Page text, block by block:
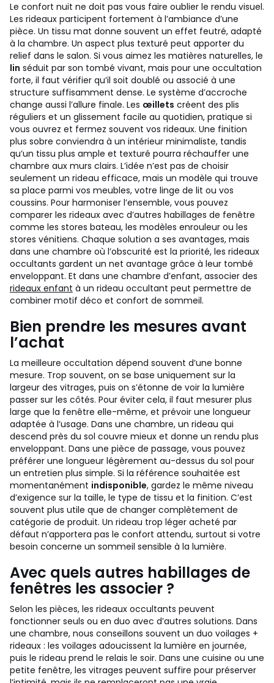
Le confort nuit ne doit pas vous faire oublier le rendu visuel.
Les rideaux participent fortement à l’ambiance d’une
pièce. Un tissu mat donne souvent un effet feutré, adapté
à la chambre. Un aspect plus texturé peut apporter du
relief dans le salon. Si vous aimez les matières naturelles, le
lin séduit par son tombé vivant, mais pour une occultation
forte, il faut vérifier qu’il soit doublé ou associé à une
structure suffisamment dense. Le système d’accroche
change aussi l’allure finale. Les œillets créent des plis
réguliers et un glissement facile au quotidien, pratique si
vous ouvrez et fermez souvent vos rideaux. Une finition
plus sobre conviendra à un intérieur minimaliste, tandis
qu’un tissu plus ample et texturé pourra réchauffer une
chambre aux murs clairs. L’idée n’est pas de choisir
seulement un rideau efficace, mais un modèle qui trouve
sa place parmi vos meubles, votre linge de lit ou vos
coussins. Pour harmoniser l’ensemble, vous pouvez
comparer les rideaux avec d’autres habillages de fenêtre
comme les stores bateau, les modèles enrouleur ou les
stores vénitiens. Chaque solution a ses avantages, mais
dans une chambre où l’obscurité est la priorité, les rideaux
occultants gardent un net avantage grâce à leur tombé
enveloppant. Et dans une chambre d’enfant, associer des
rideaux enfant à un rideau occultant peut permettre de
combiner motif déco et confort de sommeil.
Bien prendre les mesures avant
l’achat
La meilleure occultation dépend souvent d’une bonne
mesure. Trop souvent, on se base uniquement sur la
largeur des vitrages, puis on s’étonne de voir la lumière
passer sur les côtés. Pour éviter cela, il faut mesurer plus
large que la fenêtre elle-même, et prévoir une longueur
adaptée à l’usage. Dans une chambre, un rideau qui
descend près du sol couvre mieux et donne un rendu plus
enveloppant. Dans une pièce de passage, vous pouvez
préférer une longueur légèrement au-dessus du sol pour
un entretien plus simple. Si la référence souhaitée est
momentanément indisponible, gardez le même niveau
d’exigence sur la taille, le type de tissu et la finition. C’est
souvent plus utile que de changer complètement de
catégorie de produit. Un rideau trop léger acheté par
défaut n’apportera pas le confort attendu, surtout si votre
besoin concerne un sommeil sensible à la lumière.
Avec quels autres habillages de
fenêtres les associer ?
Selon les pièces, les rideaux occultants peuvent
fonctionner seuls ou en duo avec d’autres solutions. Dans
une chambre, nous conseillons souvent un duo voilages +
rideaux : les voilages adoucissent la lumière en journée,
puis le rideau prend le relais le soir. Dans une cuisine ou une
petite fenêtre, les vitrages peuvent suffire pour préserver